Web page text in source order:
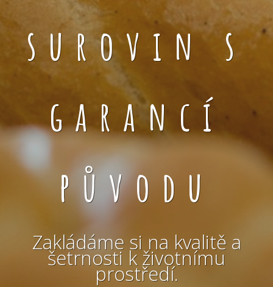
surovin s
garancí
původu
Zakládáme si na kvalitě a
šetrnosti k životnímu
prostředí.